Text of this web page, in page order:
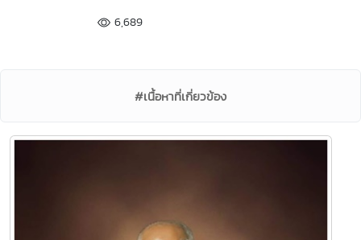
6,689
#เนื้อหาที่เกี่ยวข้อง